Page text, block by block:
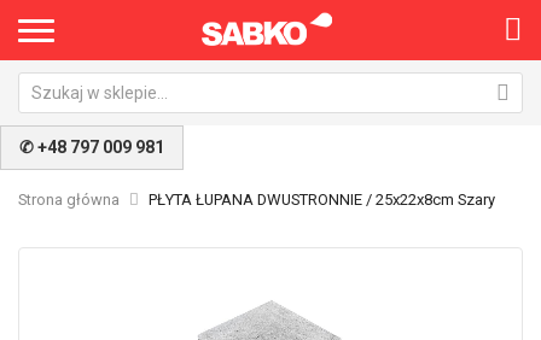
✆ +48 797 009 981
Strona główna PŁYTA ŁUPANA DWUSTRONNIE / 25x22x8cm Szary